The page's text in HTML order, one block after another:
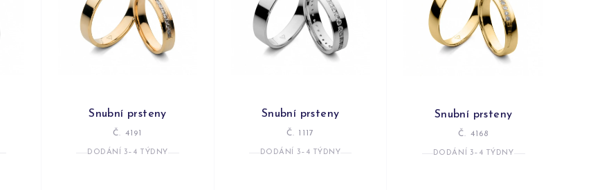
Snubní prsteny
Č. 4191
DODÁNÍ 3–4 TÝDNY
Snubní prsteny
Č. 1117
DODÁNÍ 3–4 TÝDNY
Snubní prsteny
Č. 4168
DODÁNÍ 3–4 TÝDNY